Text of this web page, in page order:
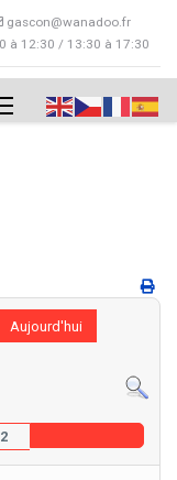
gascon@wanadoo.fr
à 12:30 / 13:30 à 17:30
Aujourd'hui